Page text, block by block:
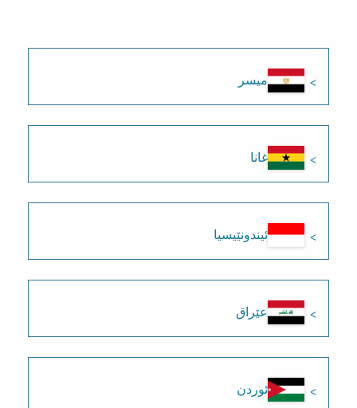
میسر
غانا
ئیندونێیسیا
عێراق
ئوردن